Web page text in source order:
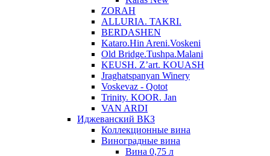
ZORAH
ALLURIA. TAKRI.
BERDASHEN
Kataro.Hin Areni.Voskeni
Old Bridge.Tushpa.Malani
KEUSH. Z’art. KOUASH
Jraghatspanyan Winery
Voskevaz - Qotot
Trinity. KOOR. Jan
VAN ARDI
Иджеванский ВКЗ
Коллекционные вина
Виноградные вина
Вина 0,75 л